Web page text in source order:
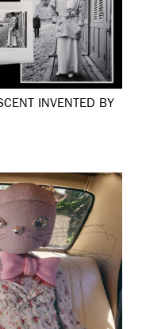
INVENTED BY